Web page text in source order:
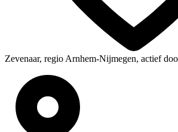
Zevenaar, regio Arnhem-Nijmegen, actief